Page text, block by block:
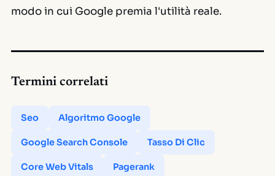
modo in cui Google premia l'utilità reale.
Termini correlati
Seo Algoritmo Google
Google Search Console Tasso Di Clic
Core Web Vitals Pagerank